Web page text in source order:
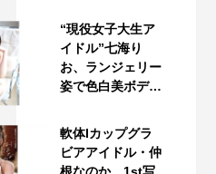
“現役女子大生ア
イドル”七海り
お、ランジェリー
姿で色白美ボデ…
軟体Iカップグラ
ビアアイドル・仲